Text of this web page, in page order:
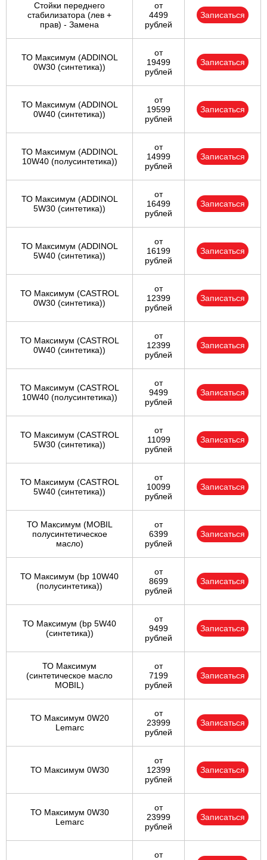
Стойки переднего
стабилизатора (лев +
прав) - Замена
от
4499
рублей
Записаться
ТО Максимум (ADDINOL
0W30 (синтетика))
от
19499
рублей
Записаться
ТО Максимум (ADDINOL
0W40 (синтетика))
от
19599
рублей
Записаться
ТО Максимум (ADDINOL
10W40 (полусинтетика))
от
14999
рублей
Записаться
ТО Максимум (ADDINOL
5W30 (синтетика))
от
16499
рублей
Записаться
ТО Максимум (ADDINOL
5W40 (синтетика))
от
16199
рублей
Записаться
ТО Максимум (CASTROL
0W30 (синтетика))
от
12399
рублей
Записаться
ТО Максимум (CASTROL
0W40 (синтетика))
от
12399
рублей
Записаться
ТО Максимум (CASTROL
10W40 (полусинтетика))
от
9499
рублей
Записаться
ТО Максимум (CASTROL
5W30 (синтетика))
от
11099
рублей
Записаться
ТО Максимум (CASTROL
5W40 (синтетика))
от
10099
рублей
Записаться
ТО Максимум (MOBIL
полуcинтетическое
масло)
от
6399
рублей
Записаться
ТО Максимум (bp 10W40
(полусинтетика))
от
8699
рублей
Записаться
ТО Максимум (bp 5W40
(синтетика))
от
9499
рублей
Записаться
ТО Максимум
(cинтетическое масло
MOBIL)
от
7199
рублей
Записаться
ТО Максимум 0W20
Lemarc
от
23999
рублей
Записаться
ТО Максимум 0W30
от
12399
рублей
Записаться
ТО Максимум 0W30
Lemarc
от
23999
рублей
Записаться
от